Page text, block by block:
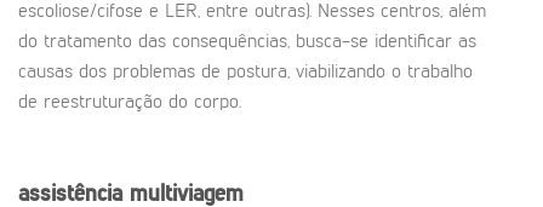
escoliose/cifose e LER, entre outras). Nesses centros, além
do tratamento das consequências, busca-se identificar as
causas dos problemas de postura, viabilizando o trabalho
de reestruturação do corpo.
assistência multiviagem